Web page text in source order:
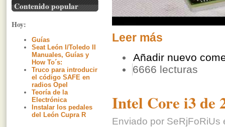
Contenido popular
Hoy:
Guías
Seat León I/Toledo II
Manuales, Guías y
How To´s:
Truco para introducir
el código SAFE en
radios Opel
Teoría de la
Electrónica
Instalar los pedales
del León Cupra R
Leer más
Añadir nuevo
6666 lecturas
Intel Core i3 de
Enviado por SeRjFoRiUs